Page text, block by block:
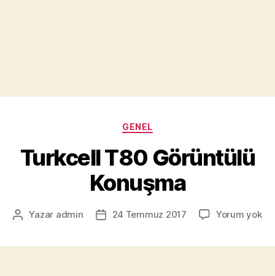
Kategoriler
GENEL
Turkcell T80 Görüntülü
Konuşma
Yazının
Yazar admin
Yazı24 Temmuz 2017 Yorum yok